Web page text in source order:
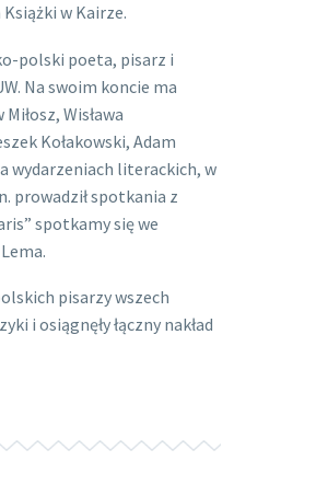
w Kairze.
polski poeta, pisarz i
Na swoim koncie ma
Wisława
Kołakowski, Adam
wydarzeniach literackich, w
prowadził spotkania z
spotkamy się we
pisarzy wszech
i osiągnęły łączny nakład